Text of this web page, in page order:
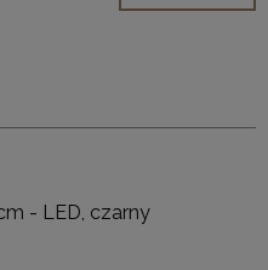
- LED, czarny